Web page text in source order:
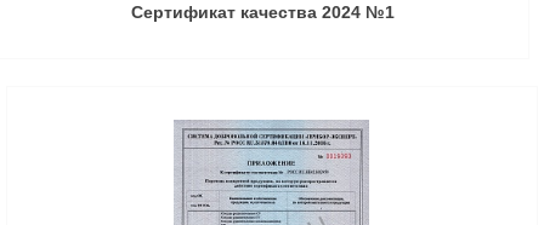
Сертификат качества 2024 №1